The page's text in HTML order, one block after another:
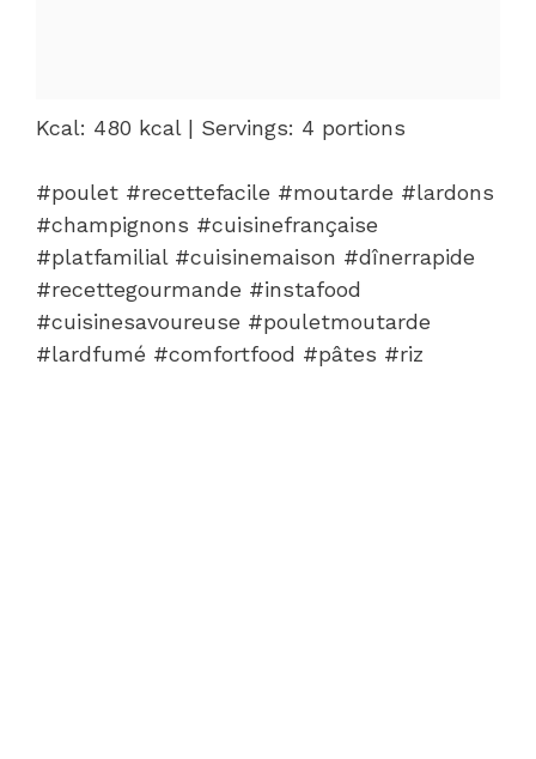
Kcal: 480 kcal | Servings: 4 portions
#poulet #recettefacile #moutarde #lardons
#champignons #cuisinefrançaise
#platfamilial #cuisinemaison #dînerrapide
#recettegourmande #instafood
#cuisinesavoureuse #pouletmoutarde
#lardfumé #comfortfood #pâtes #riz